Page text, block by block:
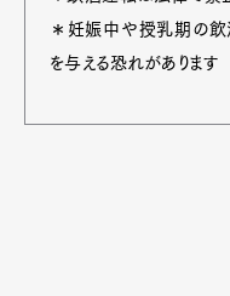
＊妊娠中や授乳期の飲
を与える恐れがあります